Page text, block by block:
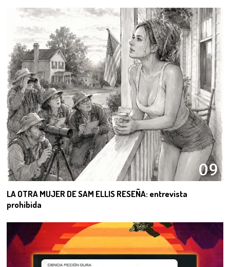
09
LA OTRA MUJER DE SAM ELLIS RESEÑA: entrevista
prohibida